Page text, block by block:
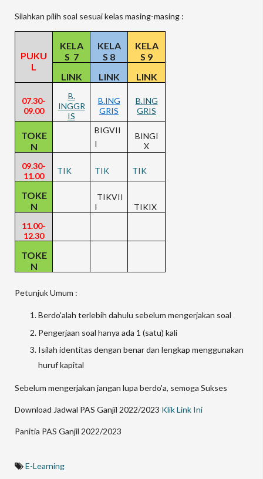
Silahkan pilih soal sesuai kelas masing-masing :
PUKU
L
KELA
S 7
KELA
S 8
KELA
S 9
LINK
LINK LINK
07.30-
09.00
B.
INGGR
IS
B.ING
GRIS
B.ING
GRIS
TOKE
N
BIGVII
I
BINGI
X
09.30-
11.00
TIK TIK TIK
TOKE
N
TIKVII
I
TIKIX
11.00-
12.30
TOKE
N
Petunjuk Umum :
Berdo'alah terlebih dahulu sebelum mengerjakan soal
Pengerjaan soal hanya ada 1 (satu) kali
Isilah identitas dengan benar dan lengkap menggunakan
huruf kapital
Sebelum mengerjakan jangan lupa berdo'a, semoga Sukses
Download Jadwal PAS Ganjil 2022/2023 Klik Link Ini
Panitia PAS Ganjil 2022/2023
E-Learning